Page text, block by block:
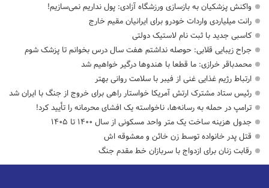
واکنش پزشکیان به بازسازی ورزشگاه آزادی: پول نداریم نمی‌سازیم!
رانت میلیاردی واردات خودرو برای ایرانیان مقیم خارج
کاسبی جدید با ثبت نام لاستیک دولتی
جراح زیبایی قلابی: حوصله نداشتم هفت سال درس بخوانم تا پزشک شوم
محمدباقر خرازی: ما قطعا با هندوها درگیر خواهیم شد
ارتباط رژیم غذایی غنی از فیبر با سلامت روانی بهتر
رئیس ستاد مشترک ارتش آمریکا خواستار راهی برای خروج از جنگ با ایران شد
ترامپ در حمله‌ به رسانه‌ها، ناخواسته یک افشای محرمانه را تأیید کرد!
جدول هزینه ساخت یک متر واحد مسکونی از سال ۱۴۰۰ تا ۱۴۰۵
قتل پدر خانواده توسط زن خائن و معشوقه اش
رقابت زنان برای ازدواج با سربازان خط مقدم جنگ